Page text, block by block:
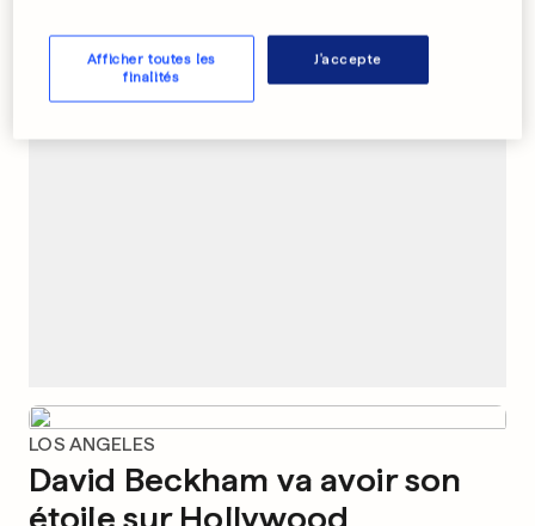
LOS ANGELES
David Beckham va avoir son
étoile sur Hollywood
Afficher toutes les
finalités
J'accepte